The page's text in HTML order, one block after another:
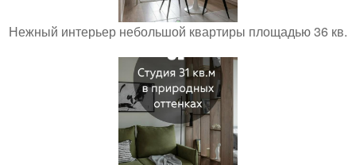
Нежный интерьер небольшой квартиры площадью 36 кв.